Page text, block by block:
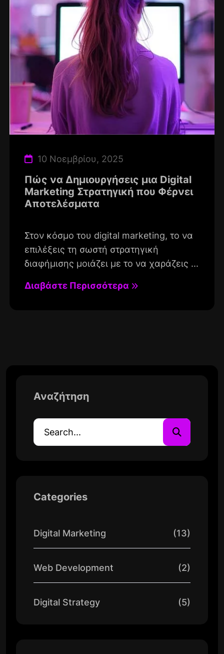
10 Νοεμβρίου, 2025
Πώς να Δημιουργήσεις μια Digital
Marketing Στρατηγική που Φέρνει
Αποτελέσματα
Στον κόσμο του digital marketing, το να
επιλέξεις τη σωστή στρατηγική
διαφήμισης μοιάζει με το να χαράζεις ...
Διαβάστε Περισσότερα
Αναζήτηση
Categories
Digital Marketing (13)
Web Development (2)
Digital Strategy (5)